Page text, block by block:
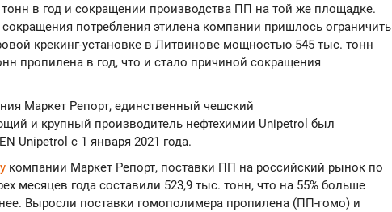
в год и сокращении производства ПП на той же площадке.
сокращения потребления этилена компании пришлось ограничить
крекинг-установке в Литвинове мощностью 545 тыс. тонн
пропилена в год, что и стало причиной сокращения
Маркет Репорт, единственный чешский
и крупный производитель нефтехимии Unipetrol был
Unipetrol с 1 января 2021 года.
компании Маркет Репорт, поставки ПП на российский рынок по
месяцев года составили 523,9 тыс. тонн, что на 55% больше
Выросли поставки гомополимера пропилена (ПП-гомо) и